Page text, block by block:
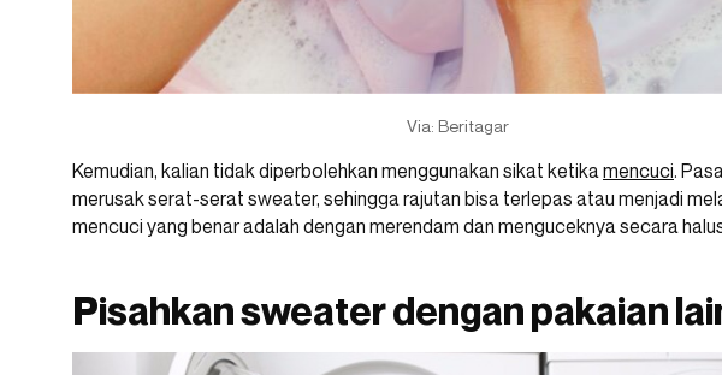
Via: Beritagar
Kemudian, kalian tidak diperbolehkan menggunakan sikat ketikamencuci.
merusak serat-serat sweater, sehingga rajutan bisa terlepas atau menjadi
mencuci yang benar adalah dengan merendam dan menguceknya secara
Pisahkan sweater dengan pakaian